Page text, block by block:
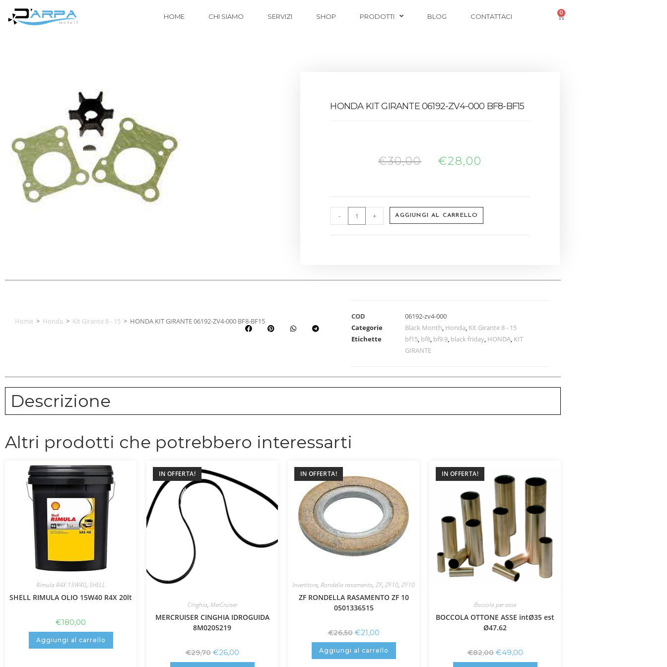
HOME CHI SIAMO SERVIZI SHOP PRODOTTI BLOG CONTATTACI 0
HONDA KIT GIRANTE 06192-ZV4-000 BF8-BF15
€30,00 €28,00
- + AGGIUNGI AL CARRELLO
Home > Honda > Kit Girante 8 - 15 > HONDA KIT GIRANTE 06192-ZV4-000 BF8-BF15
COD
06192-zv4-000
Categorie
Black Month, Honda, Kit Girante 8 - 15
Etichette
bf15, bf8, bf9.9, black friday, HONDA, KIT
GIRANTE
Descrizione
Altri prodotti che potrebbero interessarti
Rimula R4X 15W40, SHELL
SHELL RIMULA OLIO 15W40 R4X 20lt
€180,00
Aggiungi al carrello
IN OFFERTA!
Cinghia, MerCruiser
MERCRUISER CINGHIA IDROGUIDA
8M0205219
€29,70 €26,00
IN OFFERTA!
Invertitore, Rondella rasamento, ZF, ZF10, ZF10
ZF RONDELLA RASAMENTO ZF 10
0501336515
€26,50 €21,00
Aggiungi al carrello
IN OFFERTA!
Boccola per asse
BOCCOLA OTTONE ASSE intØ35 est
Ø47.62
€82,00 €49,00